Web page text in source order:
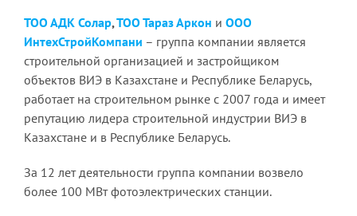
ТОО АДК Солар,ТОО Тараз Аркон и ООО
ИнтехСтройКомпани – группа компании является
строительной организацией и застройщиком
объектов ВИЭ в Казахстане и Республике Беларусь,
работает на строительном рынке с 2007 года и имеет
репутацию лидера строительной индустрии ВИЭ в
Казахстане и в Республике Беларусь.
За 12 лет деятельности группа компании возвело
более 100 МВт фотоэлектрических станции.